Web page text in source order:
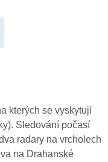
kterých se vyskytují
Sledování počasí
radary na vrcholech
na Drahanské